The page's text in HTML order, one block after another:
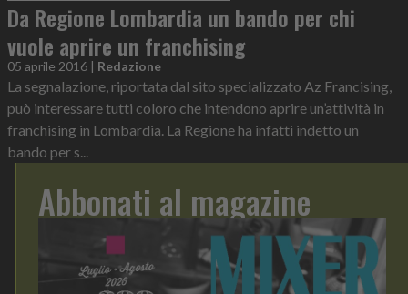
Da Regione Lombardia un bando per chi
vuole aprire un franchising
05 aprile 2016 | Redazione
La segnalazione, riportata dal sito specializzato Az Francising,
può interessare tutti coloro che intendono aprire un’attività in
franchising in Lombardia. La Regione ha infatti indetto un
bando per s...
Abbonati al magazine